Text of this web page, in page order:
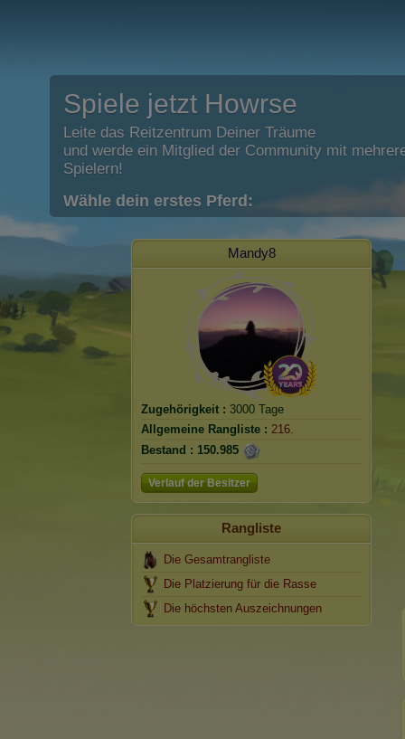
Spiele jetzt Howrse
Leite das Reitzentrum Deiner Träume
und werde ein Mitglied der Community mit
Spielern!
Wähle dein erstes Pferd:
Mandy8
Zugehörigkeit : 3000 Tage
Allgemeine Rangliste : 216.
Bestand : 150.985
Verlauf der Besitzer
Rangliste
Die Gesamtrangliste
Die Platzierung für die Rasse
Die höchsten Auszeichnungen